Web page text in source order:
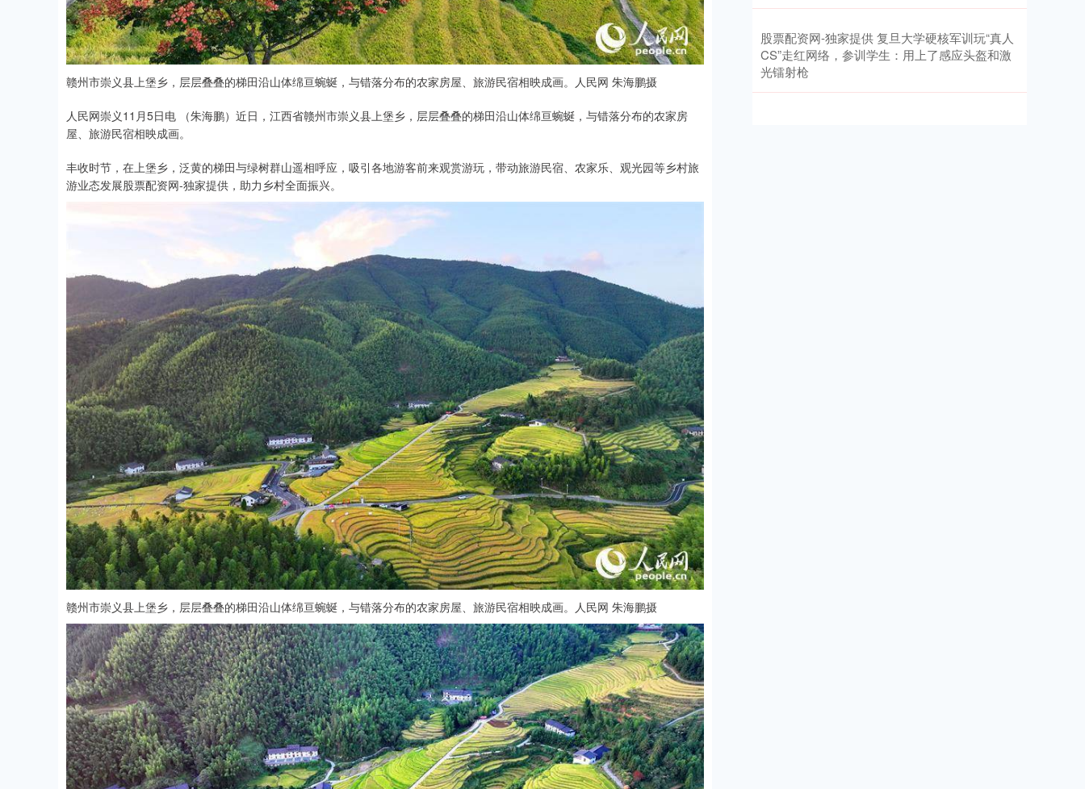
赣州市崇义县上堡乡，层层叠叠的梯田沿山体绵亘蜿蜒，与错落分布的农家房屋、旅游民宿相映成画。人民网 朱海鹏摄
人民网崇义11月5日电 （朱海鹏）近日，江西省赣州市崇义县上堡乡，层层叠叠的梯田沿山体绵亘蜿蜒，与错落分布的农家房
屋、旅游民宿相映成画。
丰收时节，在上堡乡，泛黄的梯田与绿树群山遥相呼应，吸引各地游客前来观赏游玩，带动旅游民宿、农家乐、观光园等乡村旅
游业态发展股票配资网-独家提供，助力乡村全面振兴。
赣州市崇义县上堡乡，层层叠叠的梯田沿山体绵亘蜿蜒，与错落分布的农家房屋、旅游民宿相映成画。人民网 朱海鹏摄
股票配资网-独家提供 复旦大学硬核军训玩“真人
CS”走红网络，参训学生：用上了感应头盔和激
光镭射枪